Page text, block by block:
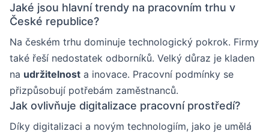
Jaké jsou hlavní trendy na pracovním trhu v
České republice?
Na českém trhu dominuje technologický pokrok. Firmy
také řeší nedostatek odborníků. Velký důraz je kladen
na udržitelnost a inovace. Pracovní podmínky se
přizpůsobují potřebám zaměstnanců.
Jak ovlivňuje digitalizace pracovní prostředí?
Díky digitalizaci a novým technologiím, jako je umělá